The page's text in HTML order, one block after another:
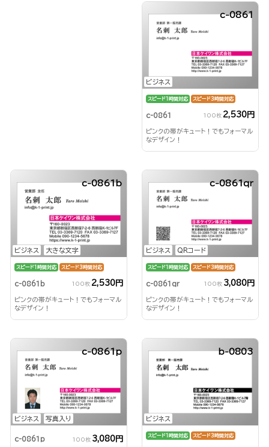
ビジネス
c-0861
スピード1時間対応 スピード3時間対応
c-0861 100枚 2,530円
ピンクの帯がキュート！でもフォーマル
なデザイン！
ビジネス 大きな文字
c-0861b
スピード1時間対応 スピード3時間対応
c-0861b 100枚 2,530円
ピンクの帯がキュート！でもフォーマル
なデザイン！
ビジネス QRコード
c-0861qr
スピード1時間対応 スピード3時間対応
c-0861qr 100枚 3,080円
ピンクの帯がキュート！でもフォーマル
なデザイン！
ビジネス 写真入り
c-0861p
c-0861p 100枚 3,080円
ビジネス
b-0803
スピード1時間対応 スピード3時間対応